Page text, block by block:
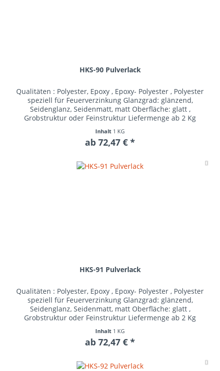
HKS-90 Pulverlack
Qualitäten : Polyester, Epoxy , Epoxy- Polyester , Polyester
speziell für Feuerverzinkung Glanzgrad: glänzend,
Seidenglanz, Seidenmatt, matt Oberfläche: glatt ,
Grobstruktur oder Feinstruktur Liefermenge ab 2 Kg
Inhalt 1 KG
ab 72,47 € *
HKS-91 Pulverlack
Qualitäten : Polyester, Epoxy , Epoxy- Polyester , Polyester
speziell für Feuerverzinkung Glanzgrad: glänzend,
Seidenglanz, Seidenmatt, matt Oberfläche: glatt ,
Grobstruktur oder Feinstruktur Liefermenge ab 2 Kg
Inhalt 1 KG
ab 72,47 € *